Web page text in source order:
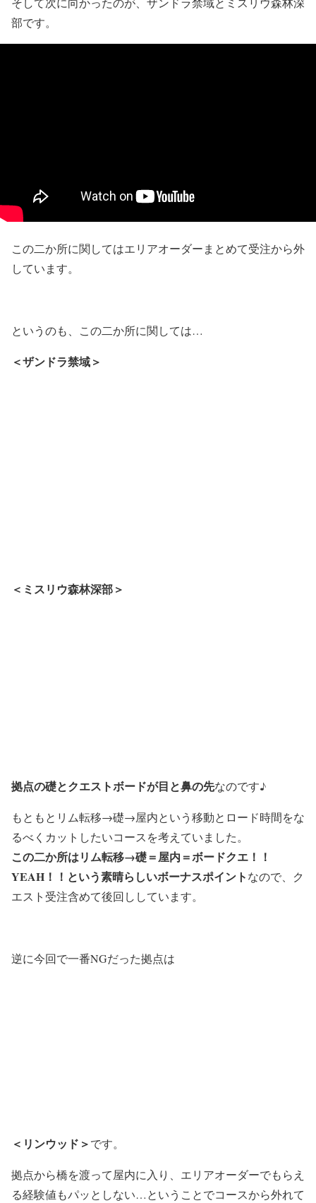
部です。
この二か所に関してはエリアオーダーまとめて受注から外
しています。
というのも、この二か所に関しては…
＜ザンドラ禁域＞
＜ミスリウ森林深部＞
拠点の礎とクエストボードが目と鼻の先なのです♪
もともとリム転移→礎→屋内という移動とロード時間をな
るべくカットしたいコースを考えていました。
この二か所はリム転移→礎＝屋内＝ボードクエ！！
YEAH！！という素晴らしいボーナスポイントなので、ク
エスト受注含めて後回ししています。
逆に今回で一番NGだった拠点は
＜リンウッド＞です。
拠点から橋を渡って屋内に入り、エリアオーダーでもらえ
る経験値もパッとしない…ということでコースから外れて